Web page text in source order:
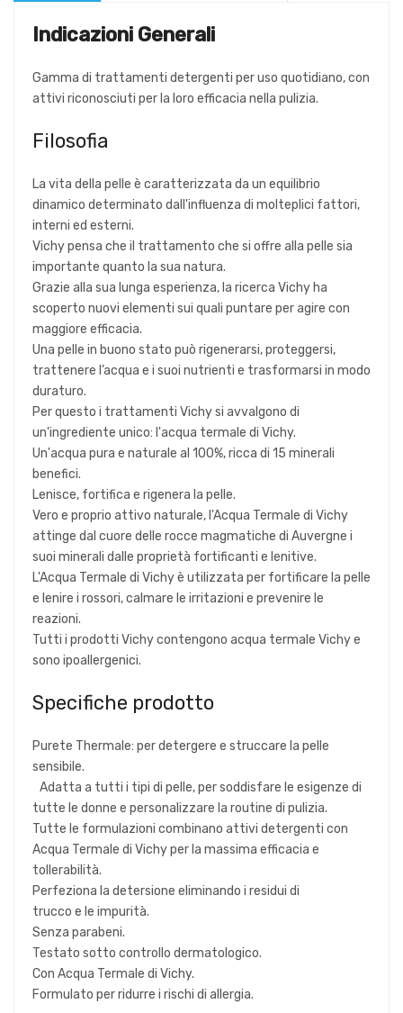
Indicazioni Generali
Gamma di trattamenti detergenti per uso quotidiano, con
attivi riconosciuti per la loro efficacia nella pulizia.
Filosofia
La vita della pelle è caratterizzata da un equilibrio
dinamico determinato dall'influenza di molteplici fattori,
interni ed esterni.
Vichy pensa che il trattamento che si offre alla pelle sia
importante quanto la sua natura.
Grazie alla sua lunga esperienza, la ricerca Vichy ha
scoperto nuovi elementi sui quali puntare per agire con
maggiore efficacia.
Una pelle in buono stato può rigenerarsi, proteggersi,
trattenere l’acqua e i suoi nutrienti e trasformarsi in modo
duraturo.
Per questo i trattamenti Vichy si avvalgono di
un'ingrediente unico: l'acqua termale di Vichy.
Un'acqua pura e naturale al 100%, ricca di 15 minerali
benefici.
Lenisce, fortifica e rigenera la pelle.
Vero e proprio attivo naturale, l'Acqua Termale di Vichy
attinge dal cuore delle rocce magmatiche di Auvergne i
suoi minerali dalle proprietà fortificanti e lenitive.
L'Acqua Termale di Vichy è utilizzata per fortificare la pelle
e lenire i rossori, calmare le irritazioni e prevenire le
reazioni.
Tutti i prodotti Vichy contengono acqua termale Vichy e
sono ipoallergenici.
Specifiche prodotto
Purete Thermale: per detergere e struccare la pelle
sensibile.
Adatta a tutti i tipi di pelle, per soddisfare le esigenze di
tutte le donne e personalizzare la routine di pulizia.
Tutte le formulazioni combinano attivi detergenti con
Acqua Termale di Vichy per la massima efficacia e
tollerabilità.
Perfeziona la detersione eliminando i residui di
trucco e le impurità.
Senza parabeni.
Testato sotto controllo dermatologico.
Con Acqua Termale di Vichy.
Formulato per ridurre i rischi di allergia.